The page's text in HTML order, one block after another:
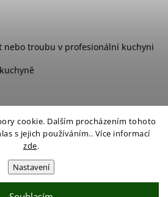
cookie. Dalším procházením tohoto
s jejich používáním.. Více informací
zde.
Nastavení
nebo troubu v profesionální kuchyni